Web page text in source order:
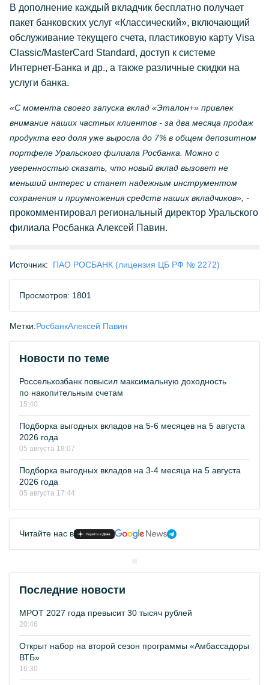
В дополнение каждый вкладчик бесплатно получает
пакет банковских услуг «Классический», включающий
обслуживание текущего счета, пластиковую карту Visa
Classic/MasterCard Standard, доступ к системе
Интернет-Банка и др., а также различные скидки на
услуги банка.
«С момента своего запуска вклад «Эталон+» привлек
внимание наших частных клиентов - за два месяца продаж
продукта его доля уже выросла до 7% в общем депозитном
портфеле Уральского филиала Росбанка. Можно с
уверенностью сказать, что новый вклад вызовет не
меньший интерес и станет надежным инструментом
сохранения и приумножения средств наших вкладчиков», -
прокомментировал региональный директор Уральского
филиала Росбанка Алексей Павин.
Источник: ПАО РОСБАНК (лицензия ЦБ РФ № 2272)
Просмотров: 1801
Метки:РосбанкАлексей Павин
Новости по теме
Россельхозбанк повысил максимальную доходность
по накопительным счетам
15:40
Подборка выгодных вкладов на 5-6 месяцев на 5 августа
2026 года
05 августа 18:07
Подборка выгодных вкладов на 3-4 месяца на 5 августа
2026 года
05 августа 17:44
Читайте нас в
Последние новости
МРОТ 2027 года превысит 30 тысяч рублей
20:46
Открыт набор на второй сезон программы «Амбассадоры
ВТБ»
16:30